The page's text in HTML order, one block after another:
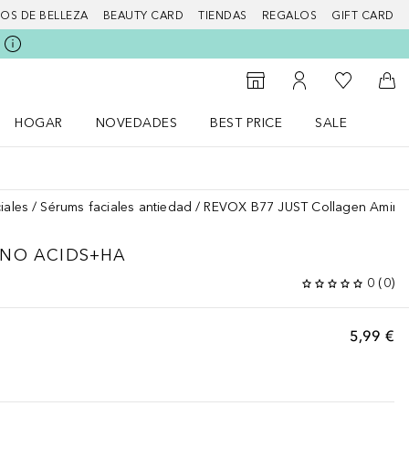
DE BELLEZA BEAUTY CARD TIENDAS REGALOS GIFT CARD
Al Storefinder
Mi cuenta
Mi lista de
A
HOGAR
NOVEDADES
BEST PRICE
SALE
Sérums faciales antiedad REVOX B77 JUST Collagen
ACIDS+HA
0 (0)
5,99 €